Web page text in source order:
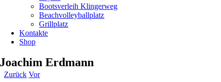
Bootsverleih Klingerweg
Beachvolleyballplatz
Grillplatz
Kontakte
Shop
Joachim Erdmann
Zurück Vor